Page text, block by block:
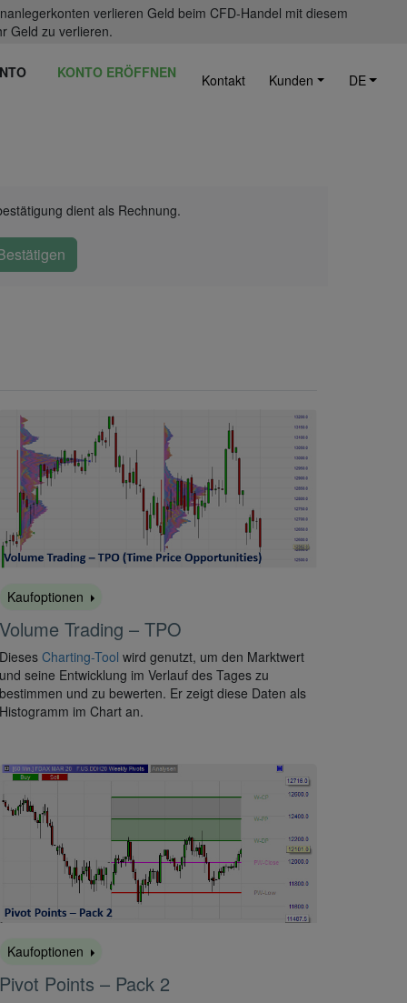
verlieren Geld beim CFD-Handel mit diesem
Geld zu verlieren.
KONTO ERÖFFNEN Kontakt Kunden DE
dient als Rechnung.
Kaufoptionen
Volume Trading – TPO
Dieses Charting-Tool wird genutzt, um den Marktwert
und seine Entwicklung im Verlauf des Tages zu
bestimmen und zu bewerten. Er zeigt diese Daten als
Histogramm im Chart an.
Kaufoptionen
Pivot Points – Pack 2